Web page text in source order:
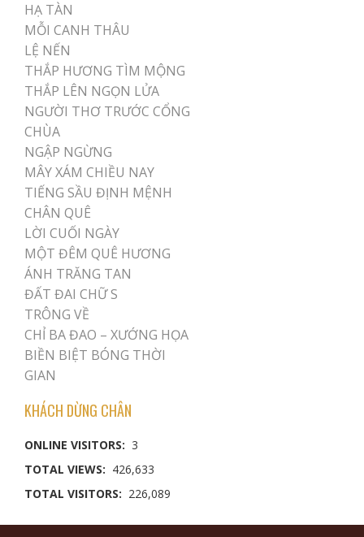
HẠ TÀN
MỖI CANH THÂU
LỆ NẾN
THẮP HƯƠNG TÌM MỘNG
THẮP LÊN NGỌN LỬA
NGƯỜI THƠ TRƯỚC CỔNG
CHÙA
NGẬP NGỪNG
MÂY XÁM CHIỀU NAY
TIẾNG SẦU ĐỊNH MỆNH
CHÂN QUÊ
LỜI CUỐI NGÀY
MỘT ĐÊM QUÊ HƯƠNG
ÁNH TRĂNG TAN
ĐẤT ĐAI CHỮ S
TRÔNG VỀ
CHỈ BA ĐAO – XƯỚNG HỌA
BIỀN BIỆT BÓNG THỜI
GIAN
KHÁCH DỪNG CHÂN
ONLINE VISITORS: 3
TOTAL VIEWS: 426,633
TOTAL VISITORS: 226,089